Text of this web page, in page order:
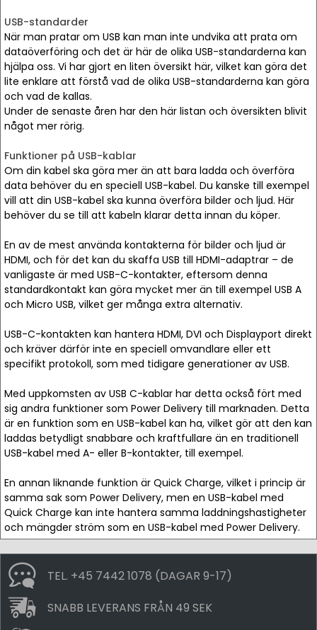
USB-standarder
När man pratar om USB kan man inte undvika att prata om
dataöverföring och det är här de olika USB-standarderna kan
hjälpa oss. Vi har gjort en liten översikt här, vilket kan göra det
lite enklare att förstå vad de olika USB-standarderna kan göra
och vad de kallas.
Under de senaste åren har den här listan och översikten blivit
något mer rörig.
Funktioner på USB-kablar
Om din kabel ska göra mer än att bara ladda och överföra
data behöver du en speciell USB-kabel. Du kanske till exempel
vill att din USB-kabel ska kunna överföra bilder och ljud. Här
behöver du se till att kabeln klarar detta innan du köper.
En av de mest använda kontakterna för bilder och ljud är
HDMI, och för det kan du skaffa USB till HDMI-adaptrar – de
vanligaste är med USB-C-kontakter, eftersom denna
standardkontakt kan göra mycket mer än till exempel USB A
och Micro USB, vilket ger många extra alternativ.
USB-C-kontakten kan hantera HDMI, DVI och Displayport direkt
och kräver därför inte en speciell omvandlare eller ett
specifikt protokoll, som med tidigare generationer av USB.
Med uppkomsten av USB C-kablar har detta också fört med
sig andra funktioner som Power Delivery till marknaden. Detta
är en funktion som en USB-kabel kan ha, vilket gör att den kan
laddas betydligt snabbare och kraftfullare än en traditionell
USB-kabel med A- eller B-kontakter, till exempel.
En annan liknande funktion är Quick Charge, vilket i princip är
samma sak som Power Delivery, men en USB-kabel med
Quick Charge kan inte hantera samma laddningshastigheter
och mängder ström som en USB-kabel med Power Delivery.
TEL. +45 7442 1078 (DAGAR 9-17)
SNABB LEVERANS FRÅN 49 SEK